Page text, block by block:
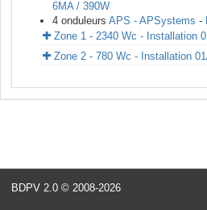
6MA / 390W
4 onduleurs APS - APSystems -
Zone 1 - 2340 Wc - Installation
Zone 2 - 780 Wc - Installation
BDPV 2.0 © 2008-2026
<